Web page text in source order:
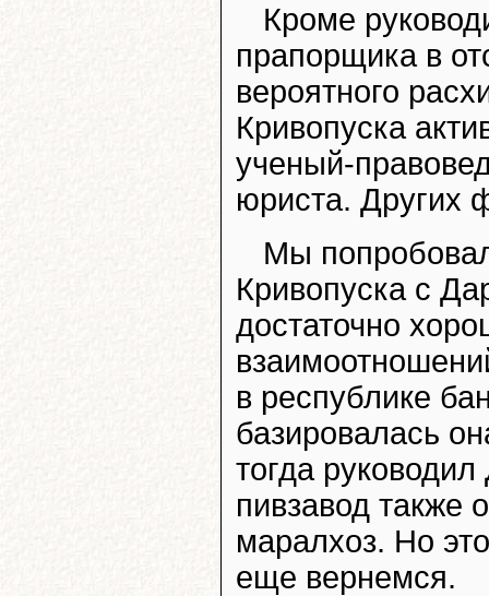
Кроме
прапорщика в
вероятного
Кривопуска
ученый-
юриста. Других
Мы
Кривопуска с
достаточно
в республике
базировалась
тогда
пивзавод также
маралхоз. Но
еще вернемся.